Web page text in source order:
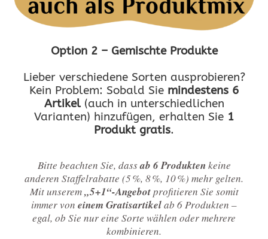
Option 2 – Gemischte Produkte
Lieber verschiedene Sorten ausprobieren?
Kein Problem: Sobald Sie mindestens 6
Artikel(auch in unterschiedlichen
Varianten) hinzufügen, erhalten Sie 1
Produkt gratis.
Bitte beachten Sie, dassab 6 Produkten keine
anderen Staffelrabatte (5 %, 8 %, 10 %) mehr gelten.
Mit unserem„5+1“-Angebotprofitieren Sie somit
immer von einem Gratisartikelab 6 Produkten –
egal, ob Sie nur eine Sorte wählen oder mehrere
kombinieren.